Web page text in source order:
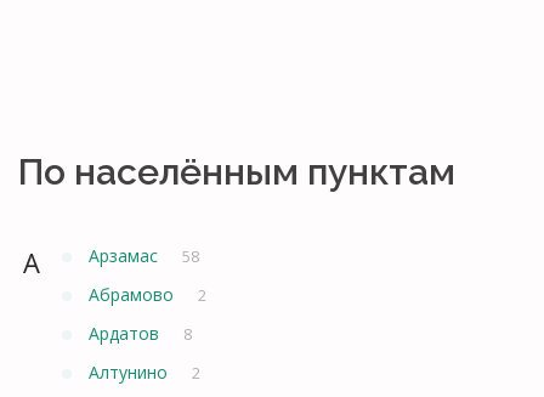
По населённым пунктам
А Арзамас 58
Абрамово 2
Ардатов 8
Алтунино 2